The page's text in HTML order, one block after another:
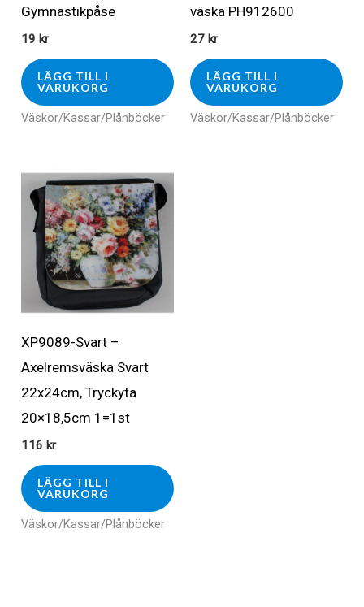
Gymnastikpåse
19 kr
LÄGG TILL I
VARUKORG
Väskor/Kassar/Plånböcker
väska PH912600
27 kr
LÄGG TILL I
VARUKORG
Väskor/Kassar/Plånböcker
XP9089-Svart –
Axelremsväska Svart
22x24cm, Tryckyta
20×18,5cm 1=1st
116 kr
LÄGG TILL I
VARUKORG
Väskor/Kassar/Plånböcker